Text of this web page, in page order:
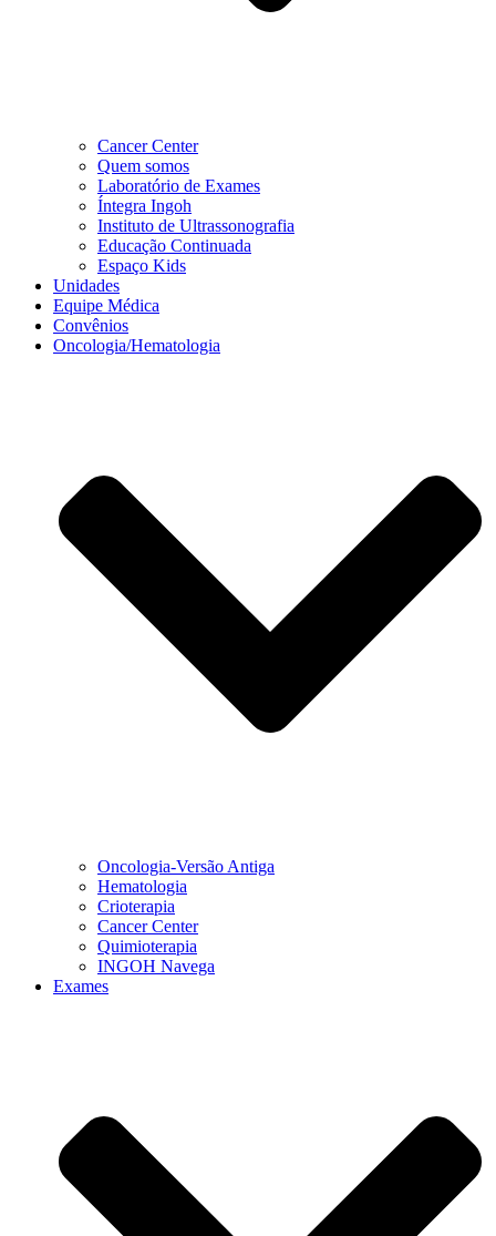
Cancer Center
Quem somos
Laboratório de Exames
Íntegra Ingoh
Instituto de Ultrassonografia
Educação Continuada
Espaço Kids
Unidades
Equipe Médica
Convênios
Oncologia/Hematologia
Oncologia-Versão Antiga
Hematologia
Crioterapia
Cancer Center
Quimioterapia
INGOH Navega
Exames